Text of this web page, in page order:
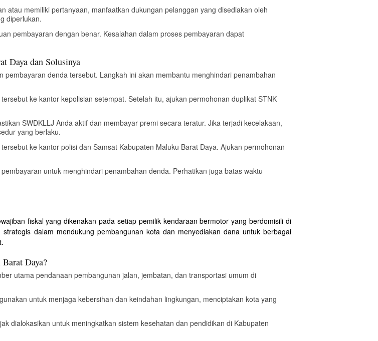
atau memiliki pertanyaan, manfaatkan dukungan pelanggan yang disediakan oleh
diperlukan.
pembayaran dengan benar. Kesalahan dalam proses pembayaran dapat
Daya dan Solusinya
pembayaran denda tersebut. Langkah ini akan membantu menghindari penambahan
ke kantor kepolisian setempat. Setelah itu, ajukan permohonan duplikat STNK
SWDKLLJ Anda aktif dan membayar premi secara teratur. Jika terjadi kecelakaan,
yang berlaku.
ke kantor polisi dan Samsat Kabupaten Maluku Barat Daya. Ajukan permohonan
untuk menghindari penambahan denda. Perhatikan juga batas waktu
fiskal yang dikenakan pada setiap pemilik kendaraan bermotor yang berdomisili di
dalam mendukung pembangunan kota dan menyediakan dana untuk berbagai
Daya?
utama pendanaan pembangunan jalan, jembatan, dan transportasi umum di
untuk menjaga kebersihan dan keindahan lingkungan, menciptakan kota yang
dialokasikan untuk meningkatkan sistem kesehatan dan pendidikan di Kabupaten